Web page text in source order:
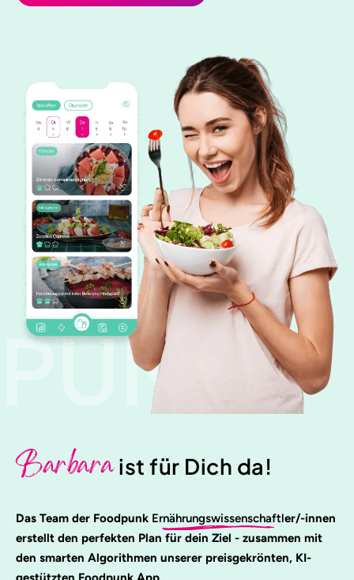
PUNK
Barbaraist für Dich da!
Das Team der Foodpunk Ernährungswissenschaftler/-innen
erstellt den perfekten Plan für dein Ziel - zusammen mit
den smarten Algorithmen unserer preisgekrönten, KI-